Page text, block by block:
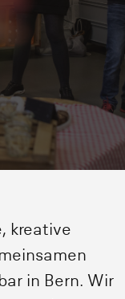
kreative
in Bern. Wir